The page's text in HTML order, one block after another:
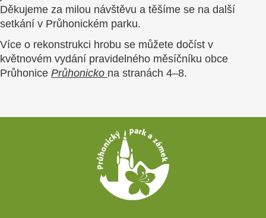
Děkujeme za milou návštěvu a těšíme se na další
setkání v Průhonickém parku.
Více o rekonstrukci hrobu se můžete dočíst v
květnovém vydání pravidelného měsíčníku obce
Průhonice Průhonicko na stranách 4–8.